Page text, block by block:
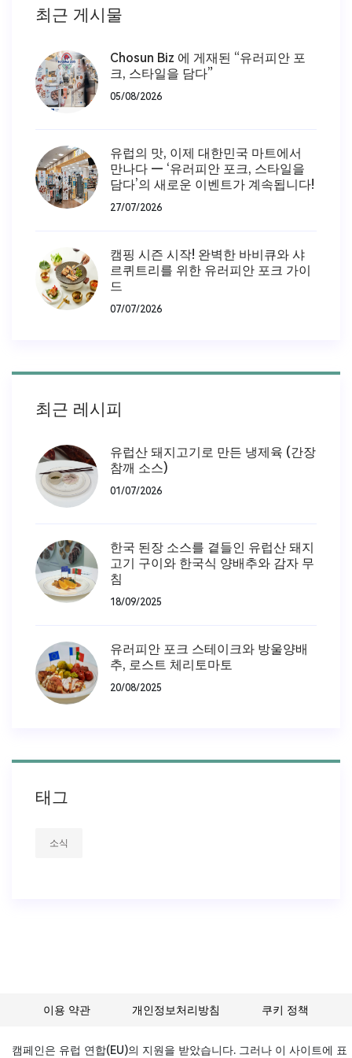
최근 게시물
Chosun Biz 에 게재된 “유러피안 포
크, 스타일을 담다”
05/08/2026
유럽의 맛, 이제 대한민국 마트에서
만나다 — ‘유러피안 포크, 스타일을
담다’의 새로운 이벤트가 계속됩니다!
27/07/2026
캠핑 시즌 시작! 완벽한 바비큐와 샤
르퀴트리를 위한 유러피안 포크 가이
드
07/07/2026
최근 레시피
유럽산 돼지고기로 만든 냉제육 (간장
참깨 소스)
01/07/2026
한국 된장 소스를 곁들인 유럽산 돼지
고기 구이와 한국식 양배추와 감자 무
침
18/09/2025
유러피안 포크 스테이크와 방울양배
추, 로스트 체리토마토
20/08/2025
태그
소식
이용 약관 개인정보처리방침 쿠키 정책
캠페인은 유럽 연합(EU)의 지원을 받았습니다. 그러나 이 사이트에 표